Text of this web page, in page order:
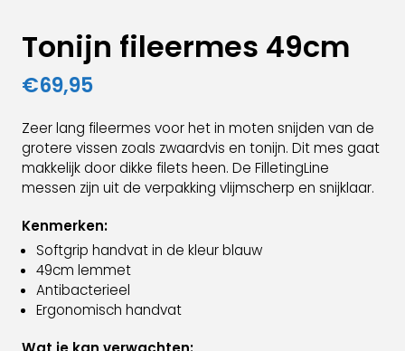
Tonijn fileermes 49cm
€69,95
Zeer lang fileermes voor het in moten snijden van de
grotere vissen zoals zwaardvis en tonijn. Dit mes gaat
makkelijk door dikke filets heen. De FilletingLine
messen zijn uit de verpakking vlijmscherp en snijklaar.
Kenmerken:
Softgrip handvat in de kleur blauw
49cm lemmet
Antibacterieel
Ergonomisch handvat